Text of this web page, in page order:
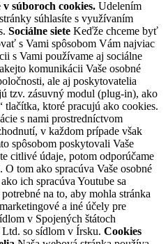
v súboroch cookies. Udelením
súhlasíte s využívaním
Sociálne siete Keďže chceme byť
s Vami spôsobom Vám najviac
s Vami používame aj sociálne
komunikácii Vaše osobné
ale aj poskytovatelia
tzv. zásuvný modul (plug-in), ako
tlačítka, ktoré pracujú ako cookies.
s nami prostredníctvom
v každom prípade však
spôsobom poskytovali Vaše
citlivé údaje, potom odporúčame
tom ako spracúva Vaše osobné
ich spracúva Youtube sa
na to, aby mohla stránka
a iné účely pre
v Spojených štátoch
so sídlom v Írsku. Cookies